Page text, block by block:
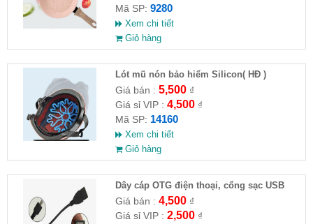
Mã SP: 9280
Xem chi tiết
Giỏ hàng
Lót mũ nón bảo hiểm Silicon( HĐ )
Giá bán : 5,500₫
Giá sỉ VIP : 4,500₫
Mã SP: 14160
Xem chi tiết
Giỏ hàng
Dây cáp OTG điện thoại, cổng sạc USB
Giá bán : 4,500₫
Giá sỉ VIP : 2,500₫